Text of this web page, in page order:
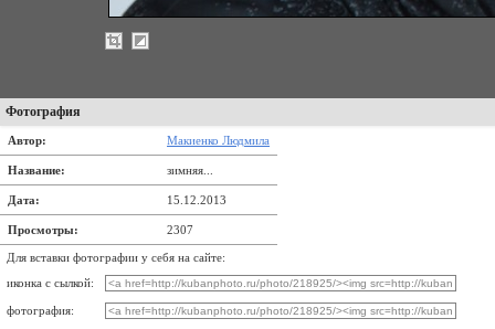
Фотография
Автор: Макиенко Людмила
Название: зимняя...
Дата: 15.12.2013
Просмотры: 2307
Для вставки фотографии у себя на сайте:
иконка с сылкой:
фотография: